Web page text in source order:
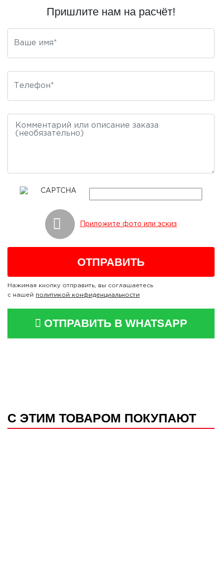
Пришлите нам на расчёт!
Приложите фото или эскиз
Нажимая кнопку отправить, вы соглашаетесь
с нашей политикой конфиденциальности
ОТПРАВИТЬ В WHATSAPP
С ЭТИМ ТОВАРОМ ПОКУПАЮТ